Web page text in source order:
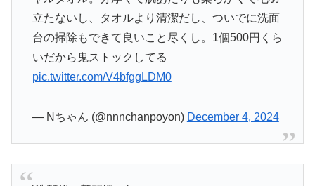
立たないし、タオルより清潔だし、ついでに洗面
台の掃除もできて良いこと尽くし。1個500円くら
いだから鬼ストックしてる
pic.twitter.com/V4bfggLDM0
— Nちゃん (@nnnchanpoyon) December 4, 2024